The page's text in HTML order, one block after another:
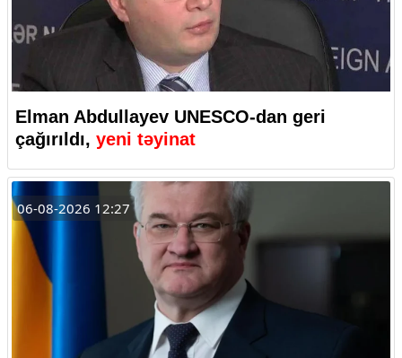
Elman Abdullayev UNESCO-dan geri
çağırıldı, yeni təyinat
06-08-2026 12:27